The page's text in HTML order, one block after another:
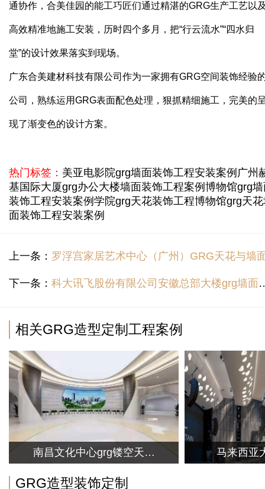
通协作，合美佳园的能工巧匠们通过精湛的GRG生产工艺以
高效精准地施工安装，历时四个多月，把“行云流水”“四水归
堂”的设计效果落实到现场。
广东合美建材科技有限公司作为一家拥有GRG空间装饰经验
公司，熟练运用GRG表面配色处理，狠抓精细施工，完美的
现了渐变色的设计方案。
热门标签： 美亚电影院grg墙面装饰工程安装案例 广州
基国际大厦grg办公大楼墙面装饰工程案例 博物馆grg
装饰工程安装案例 学院grg天花装饰工程博物馆grg天
面装饰工程安装案例
上一条： 罗浮宫家居艺术中心（广州）GRG天花与墙面造型装饰工
下一条： 科大讯飞股份有限公司安徽总部大楼grg墙面艺术造型装饰工程
相关GRG造型定制工程案例
南昌文化中心grg镂空天花
装饰工程
马来西亚
GRG造型装饰定制